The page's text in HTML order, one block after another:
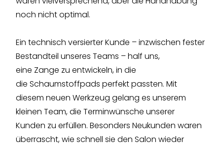
noch nicht optimal.
Ein technisch versierter Kunde – inzwischen fester
Bestandteil unseres Teams – half uns,
eine Zange zu entwickeln, in die
die Schaumstoffpads perfekt passten. Mit
diesem neuen Werkzeug gelang es unserem
kleinen Team, die Terminwünsche unserer
Kunden zu erfüllen. Besonders Neukunden waren
überrascht, wie schnell sie den Salon wieder